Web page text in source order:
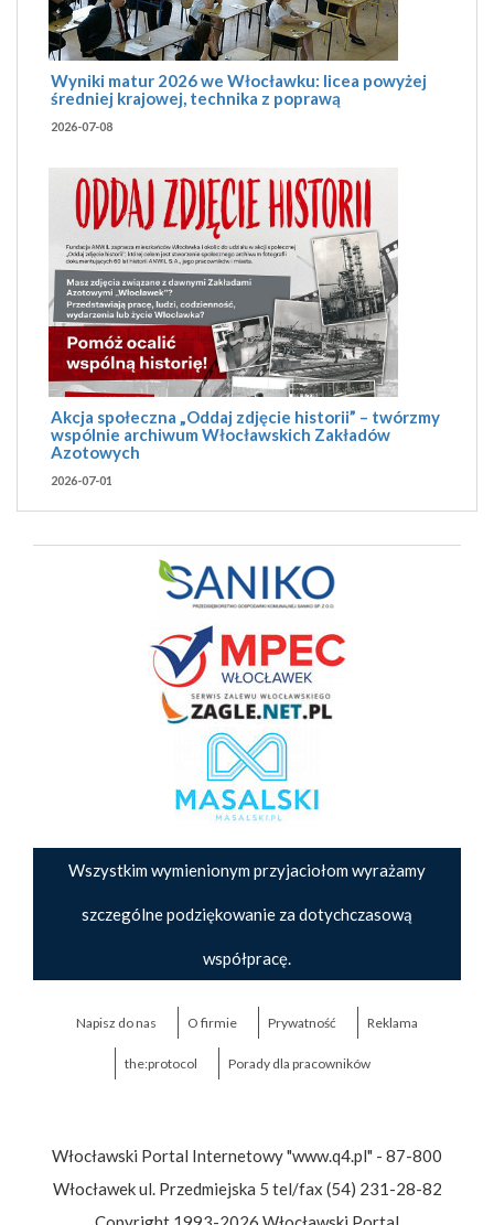
Wyniki matur 2026 we Włocławku: licea powyżej
średniej krajowej, technika z poprawą
2026-07-08
Akcja społeczna „Oddaj zdjęcie historii” – twórzmy
wspólnie archiwum Włocławskich Zakładów
Azotowych
2026-07-01
Wszystkim wymienionym przyjaciołom wyrażamy
szczególne podziękowanie za dotychczasową
współpracę.
Napisz do nas O firmie Prywatność Reklama
the:protocol Porady dla pracowników
Włocławski Portal Internetowy "www.q4.pl" - 87-800
Włocławek ul. Przedmiejska 5 tel/fax (54) 231-28-82